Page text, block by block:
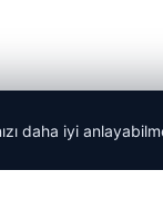
daha iyi